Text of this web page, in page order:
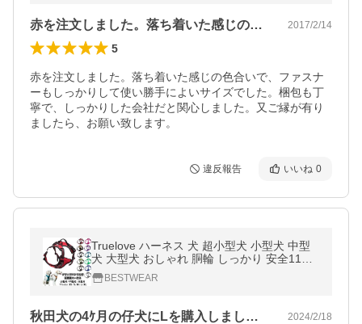
赤を注文しました。落ち着いた感じの色合… 2017/2/14
5
赤を注文しました。落ち着いた感じの色合いで、ファスナ
ーもしっかりして使い勝手によいサイズでした。梱包も丁
寧で、しっかりした会社だと関心しました。又ご縁が有り
ましたら、お願い致します。
違反報告 いいね 0
Truelove ハーネス 犬 超小型犬 小型犬 中型
犬 大型犬 おしゃれ 胴輪 しっかり 安全11色
反射素材 かわいい カラフル 夜間安全 定番
クッション入り フレブル
BESTWEAR
秋田犬の4ｹ月の仔犬にLを購入しました… 2024/2/18